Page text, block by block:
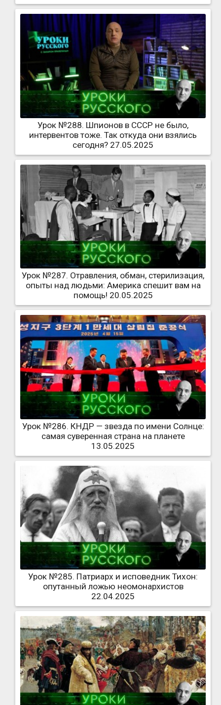
Урок №288. Шпионов в СССР не было,
интервентов тоже. Так откуда они взялись
сегодня? 27.05.2025
Урок №287. Отравления, обман, стерилизация,
опыты над людьми: Америка спешит вам на
помощь! 20.05.2025
Урок №286. КНДР — звезда по имени Солнце:
самая суверенная страна на планете
13.05.2025
Урок №285. Патриарх и исповедник Тихон:
опутанный ложью неомонархистов
22.04.2025